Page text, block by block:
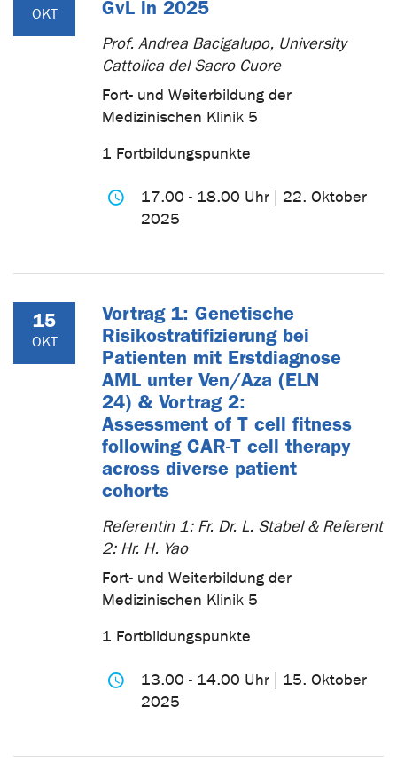
OKT GvL in 2025
Prof. Andrea Bacigalupo, University
Cattolica del Sacro Cuore
Fort- und Weiterbildung der
Medizinischen Klinik 5
1 Fortbildungspunkte
17.00 - 18.00 Uhr | 22. Oktober
2025
15
OKT
Vortrag 1: Genetische
Risikostratifizierung bei
Patienten mit Erstdiagnose
AML unter Ven/Aza (ELN
24) & Vortrag 2:
Assessment of T cell fitness
following CAR-T cell therapy
across diverse patient
cohorts
Referentin 1: Fr. Dr. L. Stabel & Referent
2: Hr. H. Yao
Fort- und Weiterbildung der
Medizinischen Klinik 5
1 Fortbildungspunkte
13.00 - 14.00 Uhr | 15. Oktober
2025